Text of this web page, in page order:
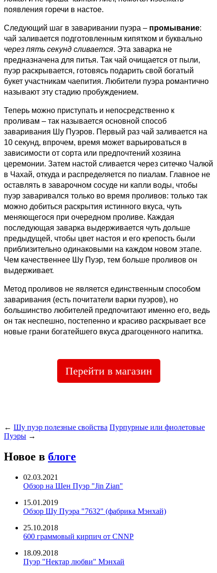
появления горечи в настое.
Следующий шаг в заваривании пуэра – промывание:
чай заливается подготовленным кипятком и буквально
через пять секунд сливается. Эта заварка не
предназначена для питья. Так чай очищается от пыли,
пуэр раскрывается, готовясь подарить свой богатый
букет участникам чаепития. Любители пуэра романтично
называют эту стадию пробуждением.
Теперь можно приступать и непосредственно к
проливам – так называется основной способ
заваривания Шу Пуэров. Первый раз чай заливается на
10 секунд, впрочем, время может варьироваться в
зависимости от сорта или предпочтений хозяина
церемонии. Затем настой сливается через ситечко Чалюй
в Чахай, откуда и распределяется по пиалам. Главное не
оставлять в заварочном сосуде ни капли воды, чтобы
пуэр заваривался только во время проливов: только так
можно добиться раскрытия истинного вкуса, чуть
меняющегося при очередном проливе. Каждая
последующая заварка выдерживается чуть дольше
предыдущей, чтобы цвет настоя и его крепость были
приблизительно одинаковыми на каждом новом этапе.
Чем качественнее Шу Пуэр, тем больше проливов он
выдерживает.
Метод проливов не является единственным способом
заваривания (есть почитатели варки пуэров), но
большинство любителей предпочитают именно его, ведь
он так неспешно, постепенно и красиво раскрывает все
новые грани богатейшего вкуса драгоценного напитка.
Перейти в магазин
← Шу пуэр полезные свойства Пурпурные или фиолетовые
Пуэры →
Новое в блоге
02.03.2021
Обзор на Шен Пуэр "Jin Zian"
15.01.2019
Обзор Шу Пуэра "7632" (фабрика Мэнхай)
25.10.2018
600 граммовый кирпич от CNNP
18.09.2018
Пуэр "Нектар любви" Мэнхай